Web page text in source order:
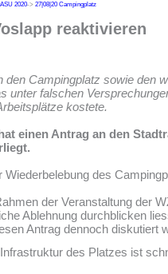
2020-> 27|08|20 Campingplatz
reaktivieren
den Campingplatz sowie den
unter falschen
kostete.
einen Antrag an den
Wiederbelebung des
der Veranstaltung der
Ablehnung durchblicken
Antrag dennoch diskutiert
des Platzes ist